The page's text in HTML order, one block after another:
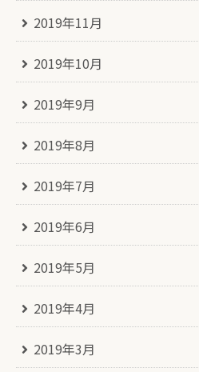
2019年11月
2019年10月
2019年9月
2019年8月
2019年7月
2019年6月
2019年5月
2019年4月
2019年3月